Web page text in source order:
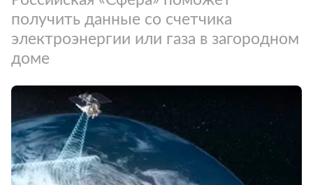
получить данные со счетчика
электроэнергии или газа в загородном
доме